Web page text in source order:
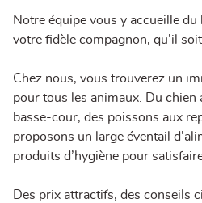
Notre équipe vous y accueille du
votre fidèle compagnon, qu’il
Chez nous, vous trouverez un
pour tous les animaux. Du chien
basse-cour, des poissons aux
proposons un large éventail
produits d’hygiène pour
Des prix attractifs, des conseils